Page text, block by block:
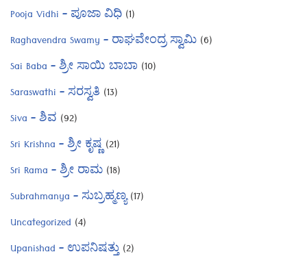
Pooja Vidhi – ಪೂಜಾ ವಿಧಿ (1)
Raghavendra Swamy – ರಾಘವೇಂದ್ರ ಸ್ವಾಮಿ (6)
Sai Baba – ಶ್ರೀ ಸಾಯಿ ಬಾಬಾ (10)
Saraswathi – ಸರಸ್ವತಿ (13)
Siva – ಶಿವ (92)
Sri Krishna – ಶ್ರೀ ಕೃಷ್ಣ(21)
Sri Rama – ಶ್ರೀ ರಾಮ (18)
Subrahmanya – ಸುಬ್ರಹ್ಮಣ್ಯ(17)
Uncategorized (4)
Upanishad – ಉಪನಿಷತ್ತು(2)